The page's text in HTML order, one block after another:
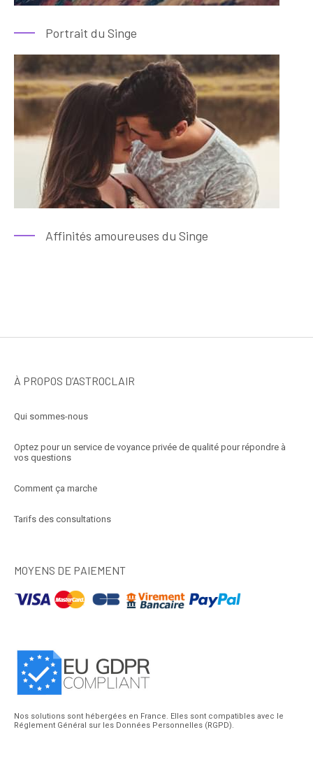
Portrait du Singe
Affinités amoureuses du Singe
À PROPOS D’ASTROCLAIR
Qui sommes-nous
Optez pour un service de voyance privée de qualité pour répondre à
vos questions
Comment ça marche
Tarifs des consultations
MOYENS DE PAIEMENT
Nos solutions sont hébergées en France. Elles sont compatibles avec le
Réglement Général sur les Données Personnelles (RGPD).